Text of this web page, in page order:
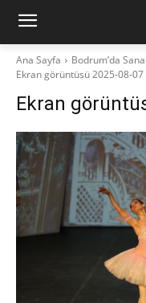
Ana Sayfa
Bodrum’da
Ekran görüntüsü 2025-08-
Ekran